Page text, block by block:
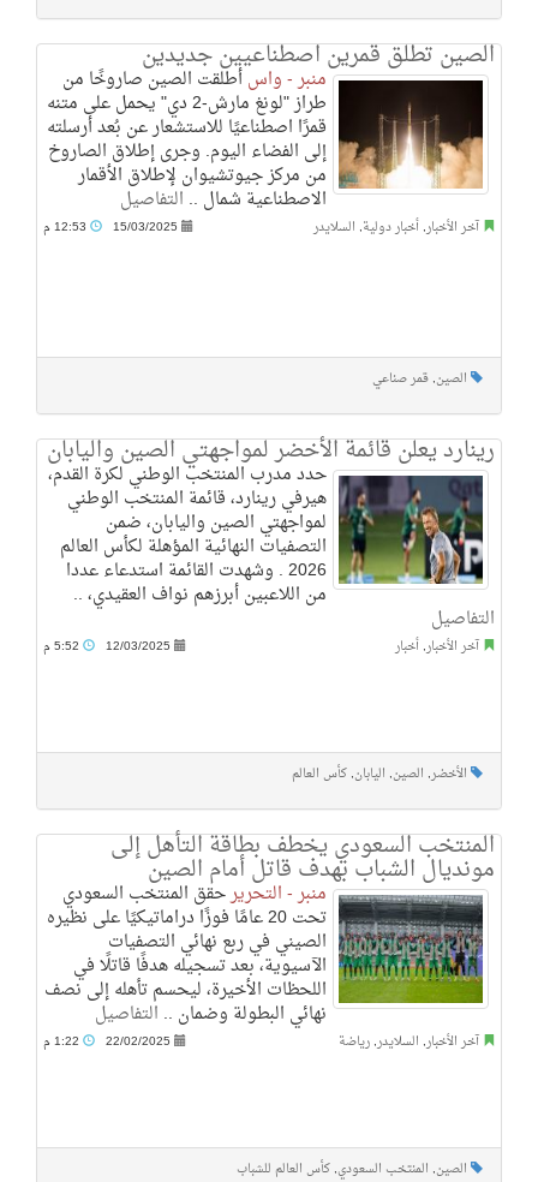
الصين تطلق قمرين اصطناعيين جديدين
منبر - واسأطلقت الصين صاروخًا من
طراز "لونغ مارش-2 دي" يحمل على متنه
قمرًا اصطناعيًا للاستشعار عن بُعد أرسلته
إلى الفضاء اليوم. وجرى إطلاق الصاروخ
من مركز جيوتشيوان لإطلاق الأقمار
الاصطناعية شمال .. التفاصيل
آخر الأخبار, أخبار دولية, السلايدر 15/03/2025
الصين, قمر صناعي
رينارد يعلن قائمة الأخضر لمواجهتي الصين واليابان
حدد مدرب المنتخب الوطني لكرة القدم،
هيرفي رينارد، قائمة المنتخب الوطني
لمواجهتي الصين واليابان، ضمن
التصفيات النهائية المؤهلة لكأس العالم
2026 . وشهدت القائمة استدعاء عددا
من اللاعبين أبرزهم نواف العقيدي، ..
التفاصيل
آخر الأخبار, أخبار 12/03/2025
الأخضر, الصين, اليابان, كأس العالم
المنتخب السعودي يخطف بطاقة التأهل إلى
مونديال الشباب بهدف قاتل أمام الصين
منبر - التحريرحقق المنتخب السعودي
تحت 20 عامًا فوزًا دراماتيكيًا على نظيره
الصيني في ربع نهائي التصفيات
الآسيوية، بعد تسجيله هدفًا قاتلًا في
اللحظات الأخيرة، ليحسم تأهله إلى نصف
نهائي البطولة وضمان .. التفاصيل
آخر الأخبار, السلايدر, رياضة 22/02/2025
الصين, المنتخب السعودي, كأس العالم للشباب